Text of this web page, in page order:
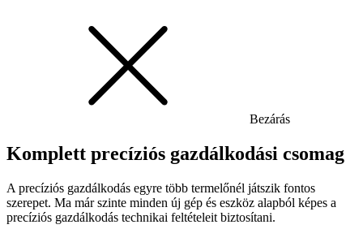
Bezárás
Komplett precíziós gazdálkodási csomag
A precíziós gazdálkodás egyre több termelőnél játszik fontos
szerepet. Ma már szinte minden új gép és eszköz alapból képes a
precíziós gazdálkodás technikai feltételeit biztosítani.